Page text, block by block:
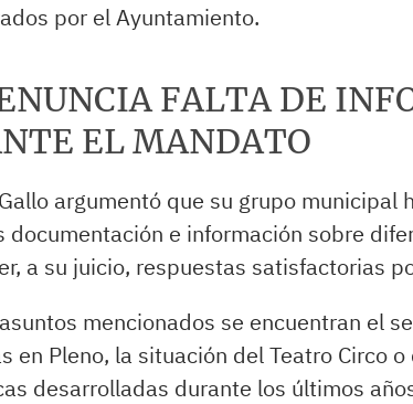
por el Ayuntamiento.
FALTA DE
EL MANDATO
argumentó que su grupo municipal
documentación e información sobre
a su juicio, respuestas satisfactorias
mencionados se encuentran el
en Pleno, la situación del Teatro Circo
desarrolladas durante los últimos